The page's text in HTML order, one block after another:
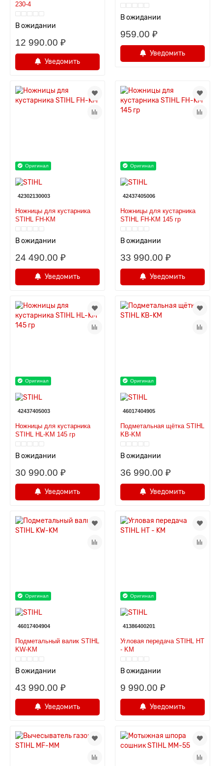
230-4
В ожидании
12 990.00 ₽
Уведомить
В ожидании
959.00 ₽
Уведомить
Оригинал
42302130003
Ножницы для кустарника
STIHL FH-KM
В ожидании
24 490.00 ₽
Уведомить
Оригинал
42437405006
Ножницы для кустарника
STIHL FH-KM 145 гр
В ожидании
33 990.00 ₽
Уведомить
Оригинал
42437405003
Ножницы для кустарника
STIHL HL-KM 145 гр
В ожидании
30 990.00 ₽
Уведомить
Оригинал
46017404905
Подметальная щётка STIHL
KB-KM
В ожидании
36 990.00 ₽
Уведомить
Оригинал
46017404904
Подметальный валик STIHL
KW-KM
В ожидании
43 990.00 ₽
Уведомить
Оригинал
41386400201
Угловая передача STIHL HT
- KM
В ожидании
9 990.00 ₽
Уведомить